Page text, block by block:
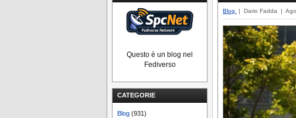
Questo è un blog nel
Fediverso
CATEGORIE
Blog (931)
Blog | Dario Fadda |